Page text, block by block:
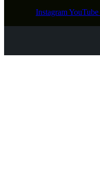
InstagramYouTube